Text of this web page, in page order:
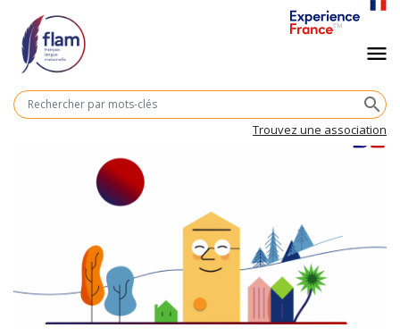
contenu
principal
Navigation
principalesearch
Trouvez une association
menu